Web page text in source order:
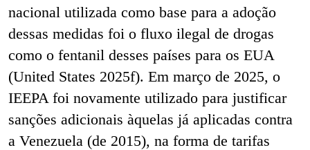
nacional utilizada como base para a adoção
dessas medidas foi o fluxo ilegal de drogas
como o fentanil desses países para os EUA
(United States 2025f). Em março de 2025, o
IEEPA foi novamente utilizado para justificar
sanções adicionais àquelas já aplicadas contra
a Venezuela (de 2015), na forma de tarifas